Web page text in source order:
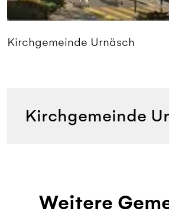
Kirchgemeinde Urnäsch
Kirchgemeinde
Weitere